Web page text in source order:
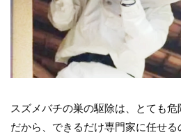
スズメバチの巣の駆除は、とても危
だから、できるだけ専門家に任せる